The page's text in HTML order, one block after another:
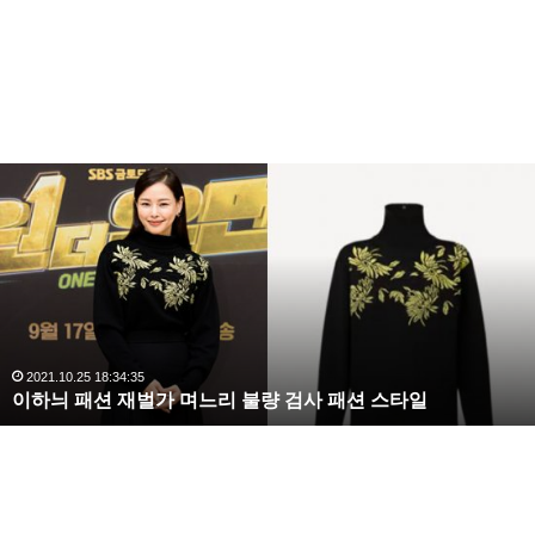
하
늬
패
션
며
느
리
2021.10.25 18:34:35
이하늬 패션 재벌가 며느리 불량 검사 패션 스타일